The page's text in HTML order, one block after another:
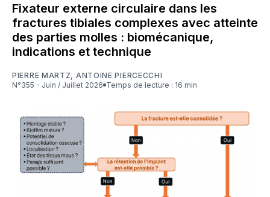
Fixateur externe circulaire dans les
fractures tibiales complexes avec atteinte
des parties molles : biomécanique,
indications et technique
PIERRE MARTZ
ANTOINE PIERCECCHI
N°355 - Juin / Juillet 2026
Temps de lecture : 16 min